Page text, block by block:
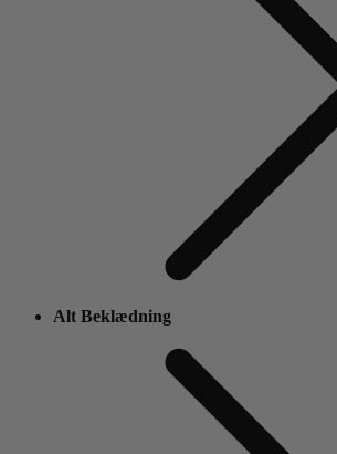
Alt Beklædning